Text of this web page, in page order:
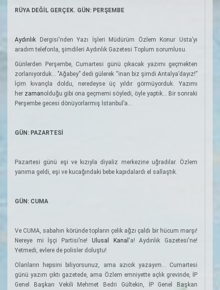
RÜYA DEĞİL GERÇEK. GÜN: PERŞEMBE
Aydınlık Dergisi'nden Yazı İşleri Müdürüm Özlem Konur Usta’yı
aradım telefonla, şimdileri Aydınlık Gazetesi Toplum sorumlusu.
Günlerden Perşembe, Cumartesi günü çıkacak yazımı geçmekten
zorlanıyorduk... "Ağabey” dedi gülerek “inan biz şimdi Antalya’dayız!”
İçim kıvançla doldu, neredeyse üç yıldır görmüyorduk. Yazımı
her zamanolduğu gibi ona geçmemi söyledi, öyle yaptık... Bir sonraki
Perşembe gecesi dönüyorlarmış İstanbul’a...
GÜN: PAZARTESİ
Pazartesi günü eşi ve kızıyla diyaliz merkezine uğradılar. Özlem
yanıma geldi, eşi ve kucağındaki bebe kapıdalardı el sallaştık.
GÜN: CUMA
Ve CUMA, sabahın köründe topların çelik ağzı çaldı bir hücum marşı!
Nereye mi İşçi Partisi’ne! Ulusal Kanal 'a! Aydınlık Gazetesi'ne!
Yetmedi, evlere de polisler doluştu!
Olanların hepsini biliyorsunuz, ama azıcık yazayım... Cumartesi
günü yazım çıktı gazetede, ama Özlem emniyette açlık grevinde, İP
Genel Başkan Vekili Mehmet Bedri Gültekin, İP Genel Başkan